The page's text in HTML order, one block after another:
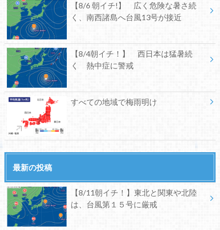
【8/6 朝イチ!】 広く危険な暑さ続
く、南西諸島へ台風13号が接近
【8/4朝イチ！】 西日本は猛暑続
く 熱中症に警戒
すべての地域で梅雨明け
最新の投稿
【8/11朝イチ！】東北と関東や北陸
は、台風第１５号に厳戒